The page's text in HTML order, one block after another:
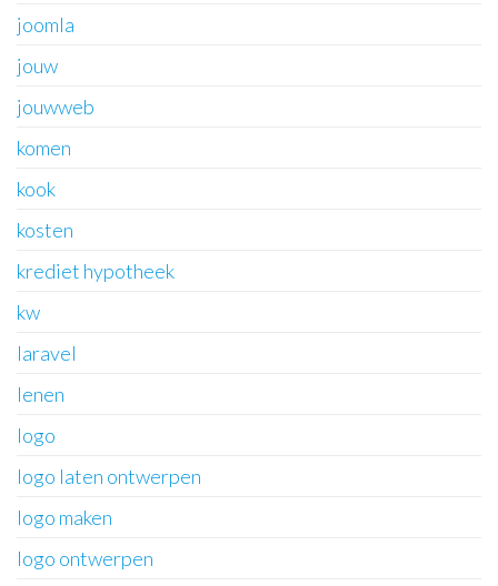
joomla
jouw
jouwweb
komen
kook
kosten
krediet hypotheek
kw
laravel
lenen
logo
logo laten ontwerpen
logo maken
logo ontwerpen